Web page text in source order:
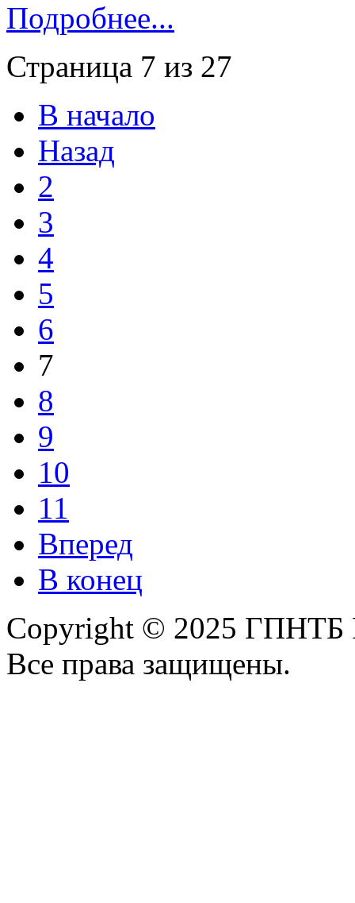
Подробнее...
Страница 7 из 27
В начало
Назад
2
3
4
5
6
7
8
9
10
11
Вперед
В конец
Copyright © 2025 ГПНТБ
Все права защищены.